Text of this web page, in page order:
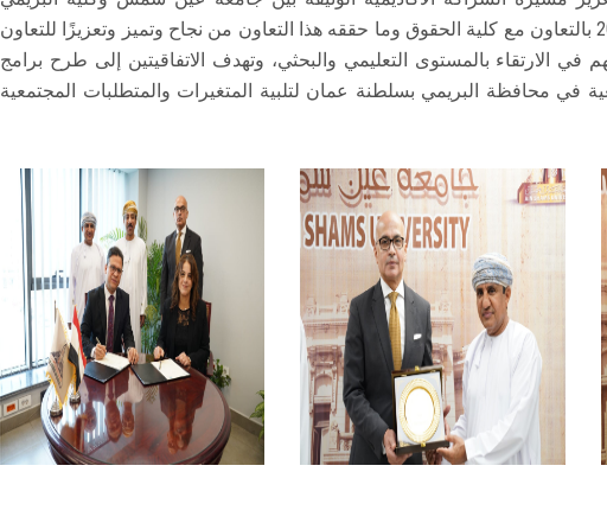
الجامعية، والتي بدأت منذ عام 2011 بالتعاون مع كلية الحقوق وما حققه هذا التعاون من نجاح وتميز وتعزيزًا للتعاون
في الارتقاء بالمستوى التعليمي والبحثي، وتهدف الاتفاقيتين إلى طرح برامج
في محافظة البريمي بسلطنة عمان لتلبية المتغيرات والمتطلبات المجتمعية